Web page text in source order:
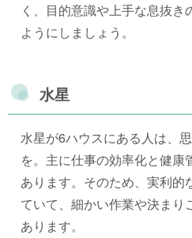
く、目的意識や上手な息抜き
ようにしましょう。
水星
水星が6ハウスにある人は、
を。主に仕事の効率化と健康
あります。そのため、実利的
ていて、細かい作業や決まり
あります。